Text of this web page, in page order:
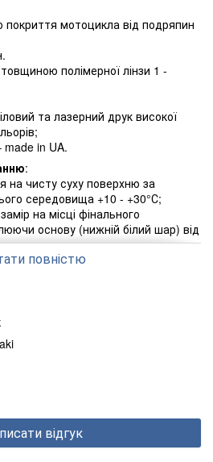
мотоцикла від подряпин
полімерної лінзи 1 -
та лазерний друк високої
in UA.
:
на чисту суху поверхню за
середовища +10 - +30°С;
на місці фінального
основу (нижній білий шар) від
основу (нижній білий шар)
складаються з декількох частин,
монтажною плівкою.
повністю
відгук